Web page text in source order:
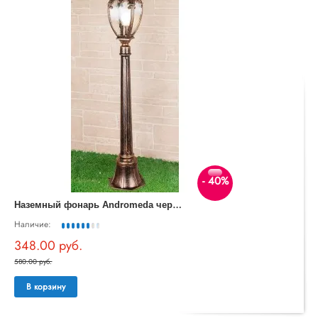
- 40%
Н
аземный фонарь Andromeda черное золото GLYF-8024F
Наличие:
348.00 руб.
580.00 руб.
В корзину